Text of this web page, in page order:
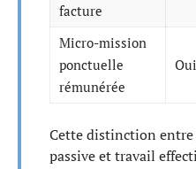
facture
Micro-mission
ponctuelle
rémunérée
Oui
Cette distinction entre
passive et travail